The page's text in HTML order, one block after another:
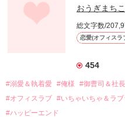
幼なじみの哲平に淡い恋心
しかし、ある出来事をきっ
関係修復もできないまま、美
引っ越すことになり、哲平と
それから約十二年後。
過去の傷から、二度と会いた
運命のような再会を果たす。
おうぎまち
総文字数/
恋愛(オフィスラ
454
#溺愛＆執着愛 #俺様 #御曹司＆社長
#オフィスラブ #いちゃいちゃ＆ラ
#ハッピーエンド